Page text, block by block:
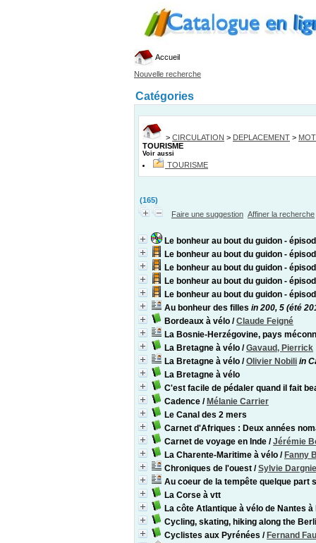
Accueil
Nouvelle recherche
Catégories
> CIRCULATION > DEPLACEMENT >
TOURISME
Voir aussi
TOURISME
(165)
Faire une suggestion Affiner la recherche
Le bonheur au bout du guidon -
Le bonheur au bout du guidon -
Le bonheur au bout du guidon -
Le bonheur au bout du guidon -
Le bonheur au bout du guidon -
Au bonheur des filles in 200, 5 (été
Bordeaux à vélo /Claude Feigné
La Bosnie-Herzégovine, pays
La Bretagne à vélo /Gavaud, Pierrick
La Bretagne à vélo /Olivier Nobili in
La Bretagne à vélo
C'est facile de pédaler quand il fait
Cadence / Mélanie Carrier
Le Canal des 2 mers
Carnet d'Afriques : Deux années
Carnet de voyage en Inde /Jérémie
La Charente-Maritime à vélo / Fanny
Chroniques de l'ouest /Sylvie
Au coeur de la tempête quelque part
La Corse à vtt
La côte Atlantique à vélo de Nantes
Cycling, skating, hiking along the
Cyclistes aux Pyrénées / Fernand